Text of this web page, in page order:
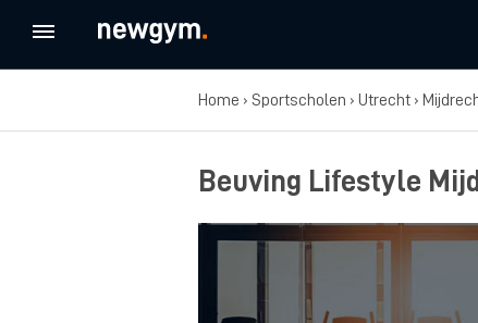
Home › Sportscholen › Utrecht ›
Beuving Lifestyle